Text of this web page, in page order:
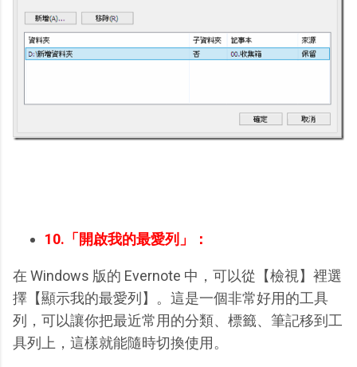
10.「開啟我的最愛列」：
在 Windows 版的 Evernote 中，可以從【檢視】裡選
擇【顯示我的最愛列】。這是一個非常好用的工具
列，可以讓你把最近常用的分類、標籤、筆記移到工
具列上，這樣就能隨時切換使用。